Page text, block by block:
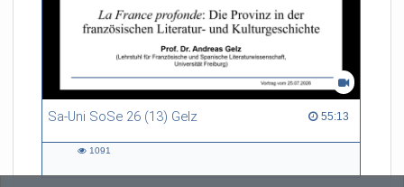
Sa-Uni SoSe 26 (13) Gelz 55:13
55:13 duration
1091